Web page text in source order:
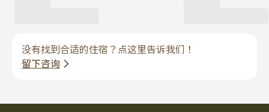
没有找到合适的住宿？点这里告诉我们！
留下咨询